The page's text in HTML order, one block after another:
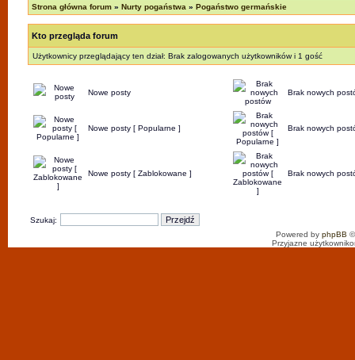
Strona główna forum » Nurty pogaństwa » Pogaństwo germańskie
Kto przegląda forum
Użytkownicy przeglądający ten dział: Brak zalogowanych użytkowników i 1 gość
Nowe posty Brak nowych
Nowe posty [ Popularne ] Brak nowych
Nowe posty [ Zablokowane ] Brak nowych
Szukaj:
Powered by phpBB
Przyjazne